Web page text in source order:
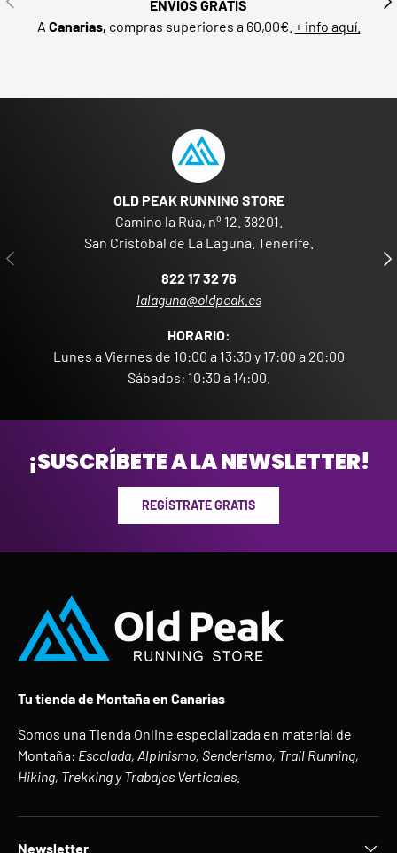
ENVÍOS GRATIS
A Canarias, compras superiores a 60,00€. + info aquí.
ANTERIOR
OLD PEAK RUNNING STORE
Camino la Rúa, nº 12. 38201.
San Cristóbal de La Laguna. Tenerife.
822 17 32 76
lalaguna@oldpeak.es
HORARIO:
Lunes a Viernes de 10:00 a 13:30 y 17:00 a 20:00
Sábados: 10:30 a 14:00.
¡SUSCRÍBETE A LA NEWSLETTER!
REGÍSTRATE GRATIS
Tu tienda de Montaña en Canarias
Somos una Tienda Online especializada en material de
Montaña: Escalada, Alpinismo, Senderismo, Trail Running,
Hiking, Trekking y Trabajos Verticales.
Newsletter